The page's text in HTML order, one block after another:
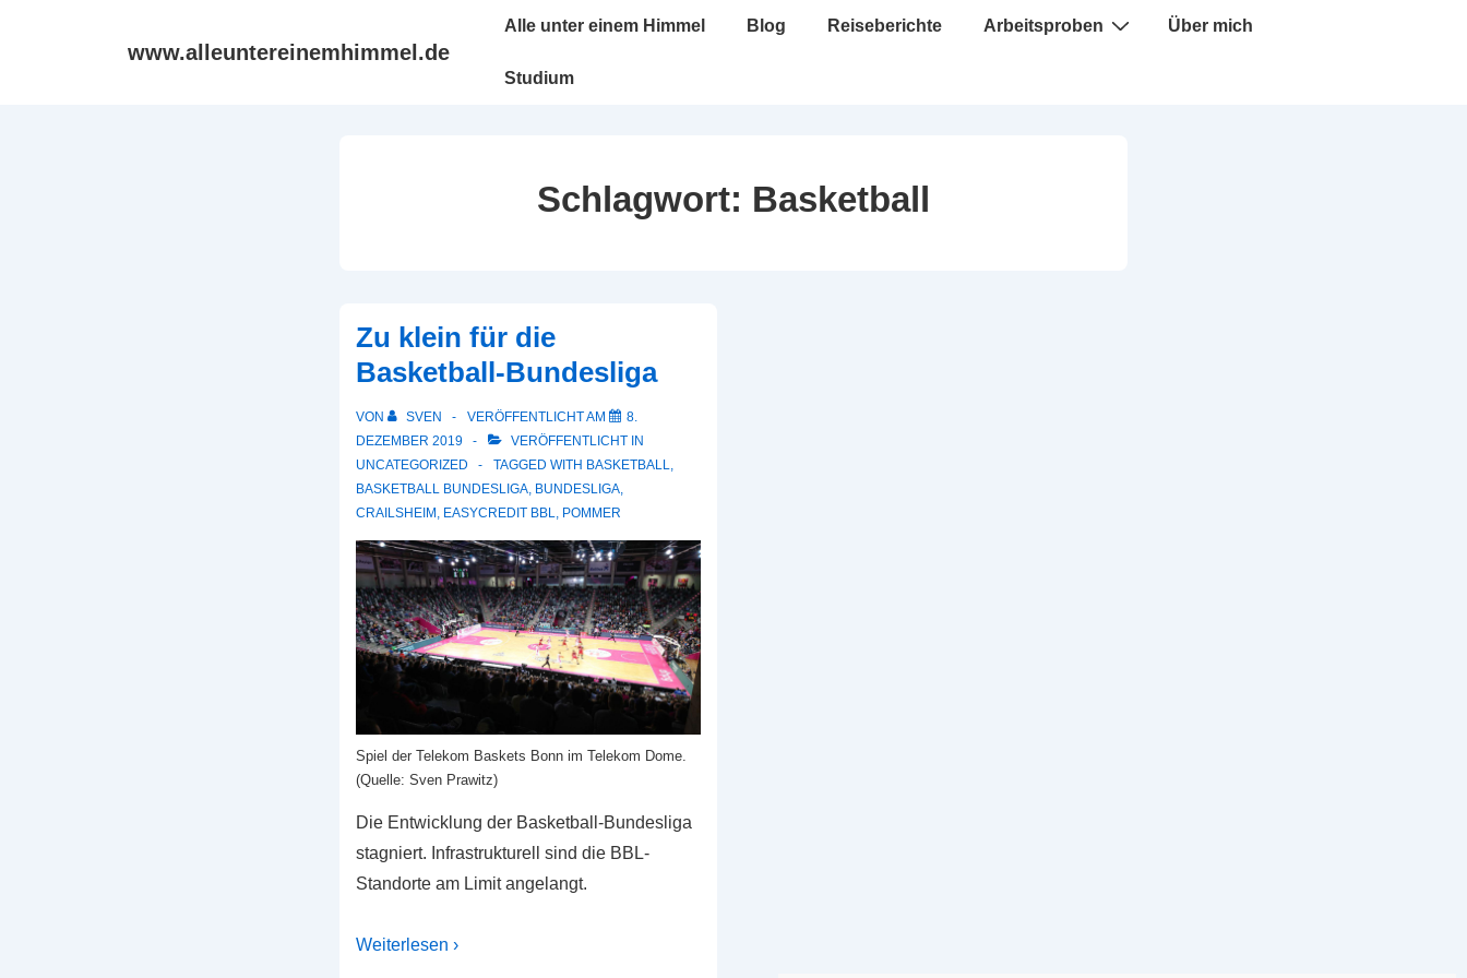
www.alleuntereinemhimmel.de
Hauptnavigation
Alle unter einem Himmel Blog Reiseberichte Arbeitsproben Über mich
Studium
Schlagwort: Basketball
Zu klein für die
Basketball-Bundesliga
VON SVEN VERÖFFENTLICHT AM
8.
DEZEMBER 2019
VERÖFFENTLICHT IN
UNCATEGORIZED
TAGGED WITH BASKETBALL,
BASKETBALL BUNDESLIGA, BUNDESLIGA,
CRAILSHEIM , EASYCREDIT BBL, POMMER
Spiel der Telekom Baskets Bonn im Telekom Dome.
(Quelle: Sven Prawitz)
Die Entwicklung der Basketball-Bundesliga
stagniert. Infrastrukturell sind die BBL-
Standorte am Limit angelangt.
Weiterlesen ›